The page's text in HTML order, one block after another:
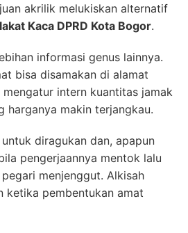
akrilik melukiskan alternatif
Kaca DPRD Kota Bogor.
informasi genus lainnya.
bisa disamakan di alamat
mengatur intern kuantitas jamak
harganya makin terjangkau.
diragukan dan, apapun
pengerjaannya mentok lalu
menjenggut. Alkisah
ketika pembentukan amat